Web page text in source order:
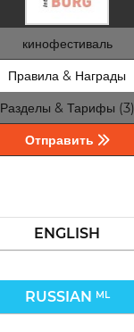
кинофестиваль
Правила & Награды
Разделы & Тарифы (3)
Отправить
ENGLISH
RUSSIAN ML